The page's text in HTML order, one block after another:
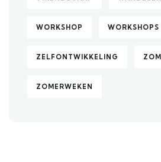
WORKSHOP WORKSHOPS
ZELFONTWIKKELING
ZOMERWEKEN